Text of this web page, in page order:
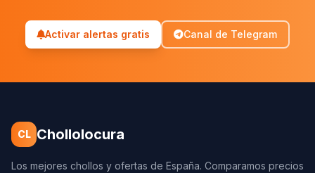
Activar alertas gratis Canal de Telegram
CL Chollolocura
Los mejores chollos y ofertas de España. Comparamos precios